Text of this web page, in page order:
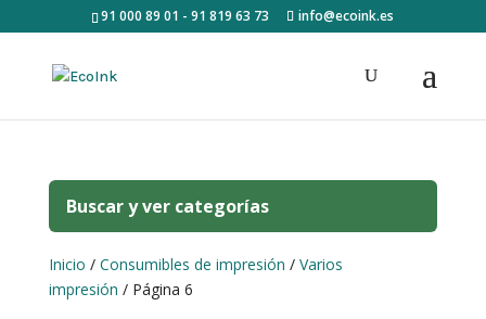
91 000 89 01 - 91 819 63 73 info@ecoink.es
Buscar y ver categorías
Inicio / Consumibles de impresión / Varios
impresión / Página 6